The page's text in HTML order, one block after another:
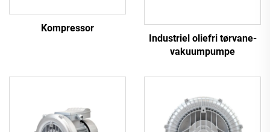
Kompressor
Industriel oliefri tørvane-
vakuumpumpe